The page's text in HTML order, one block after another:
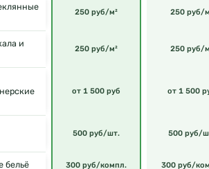
250 руб/м² 250 руб/
и
250 руб/м² 250 руб/
от 1 500 руб от 1 500
500 руб/шт. 500 руб/
бельё 300 руб/компл. 300 руб/